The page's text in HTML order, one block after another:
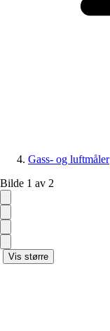
Gass- og luftmåler
Bilde 1 av 2
Vis større